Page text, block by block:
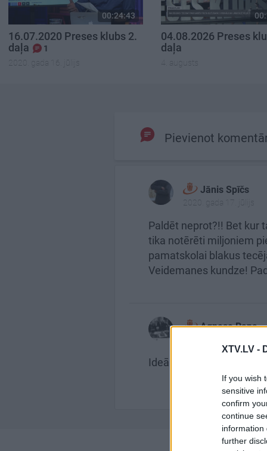
XTV.LV -
If you wish
sensitive
confirm
continue
information
further
00:24:43
16.07.2020 Preses klubs 2.
daļa
1
2020. gada 16. jūlijs
04.08.2026 Preses
daļa
4. augusts
Pievienot
Jānis Spīčs
2020. gada 17. jūlijs
Paldēt neprot?!! Bet kur
tika notērēti miljoniem
pamatskolai blakus
Veidemanes kundze!
Agnese Rapa
Ideāli! Viss pareizi